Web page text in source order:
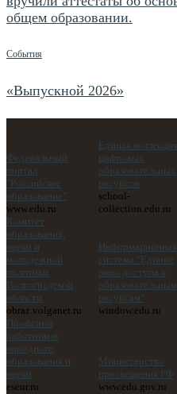
общем образовании.
События
«Выпускной 2026»
Федеральный
портал
"Российское
образование"
www.edu.ru
Единая коллекция
цифровых
образовательных
ресурсов
school-
collection.edu.ru
Комитет
образования,
науки и
молодежной
политики
Волгоградской
области
obraz.volganet.ru
Информационная
система "Единое
окно доступа к
образовательным
ресурсам"
window.edu.ru
Профсоюз
работников
народного
образования и
науки
eseur.ru
Министерство
просвещения РФ
www.edu.gov.ru